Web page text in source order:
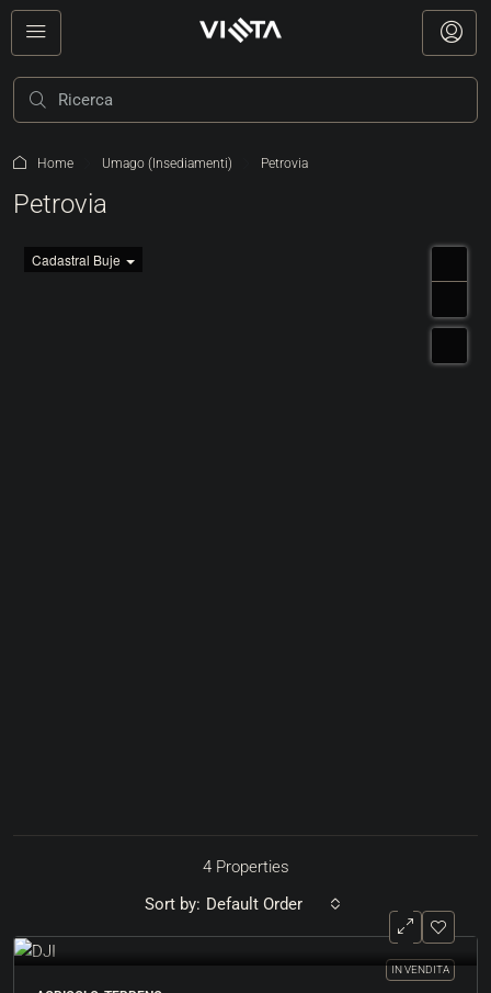
Home Umago (Insediamenti) Petrovia
Petrovia
Cadastral Buje
4 Properties
Sort by: Default Order
IN VENDITA